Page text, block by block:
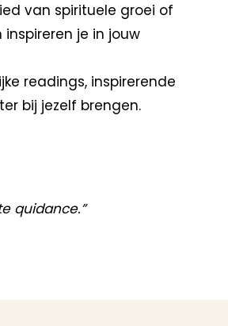
van spirituele groei of
je in jouw
readings, inspirerende
bij jezelf brengen.
quidance.”